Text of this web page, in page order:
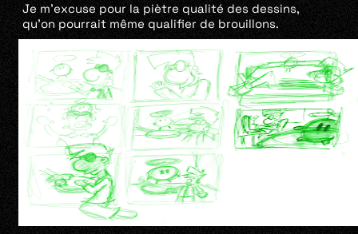
Je m’excuse pour la piètre qualité des dessins,
qu’on pourrait même qualifier de brouillons.